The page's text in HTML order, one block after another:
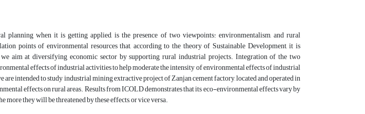
planning when it is getting applied, is the presence of two viewpoints: environmentalism, and rural
points of environmental resources that, according to the theory of Sustainable Development, it is
aim at diversifying economic sector by supporting rural industrial projects. Integration of the two
effects of industrial activities to help moderate the intensity of environmental effects of industrial
are intended to study industrial mining extractive project of Zanjan cement factory, located and operated in
effects on rural areas. Results from ICOLD demonstrates that its eco-environmental effects vary by
more they will be threatened by these effects, or vice versa.